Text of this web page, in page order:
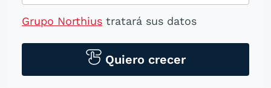
Grupo Northius tratará sus datos
tecnológicos, incluso aplicaciones de
mensajería instantánea, con el fin de
Quiero crecer